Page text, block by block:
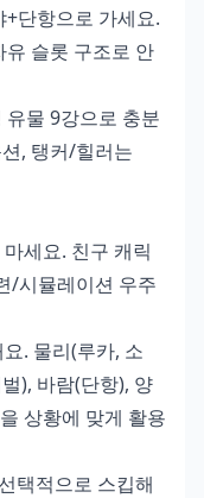
단항으로 가세요.
유 슬롯 구조로 안
유물 9강으로 충분
, 탱커/힐러는
세요. 친구 캐릭
/시뮬레이션 우주
. 물리(루카, 소
), 바람(단항), 양
상황에 맞게 활용
택적으로 스킵해